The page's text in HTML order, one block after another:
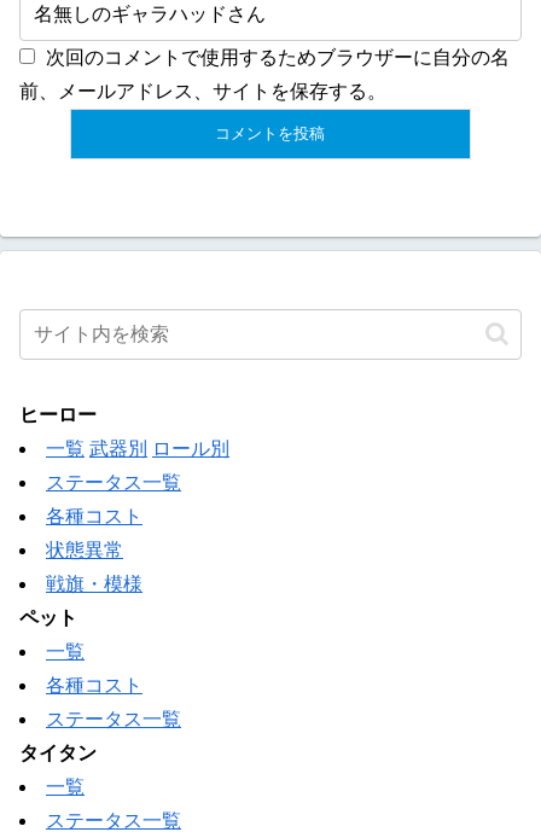
次回のコメントで使用するためブラウザーに自分の名
前、メールアドレス、サイトを保存する。
ヒーロー
一覧 武器別
ロール別
ステータス一覧
各種コスト
状態異常
戦旗・模様
ペット
一覧
各種コスト
ステータス一覧
タイタン
一覧
ステータス一覧